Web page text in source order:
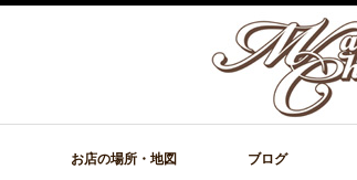
お店の場所・地図 ブログ